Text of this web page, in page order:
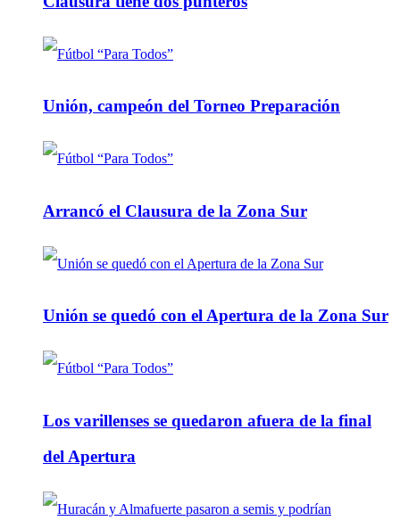
Unión, campeón del Torneo Preparación
Arrancó el Clausura de la Zona Sur
Unión se quedó con el Apertura de la Zona Sur
Los varillenses se quedaron afuera de la final
del Apertura